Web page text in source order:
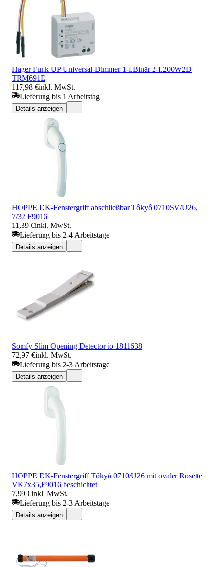
Hager Funk UP Universal-Dimmer 1-f.Binär 2-f.200W2D
TRM691E
117,98 €inkl. MwSt.
Lieferung bis 1 Arbeitstag
Details anzeigen
HOPPE DK-Fenstergriff abschließbar Tôkyô 0710SV/U26,
7/32 F9016
11,39 €inkl. MwSt.
Lieferung bis 2-4 Arbeitstage
Details anzeigen
Somfy Slim Opening Detector io 1811638
72,97 €inkl. MwSt.
Lieferung bis 2-3 Arbeitstage
Details anzeigen
HOPPE DK-Fenstergriff Tôkyô 0710/U26 mit ovaler Rosette
VK7x35,F9016 beschichtet
7,99 €inkl. MwSt.
Lieferung bis 2-3 Arbeitstage
Details anzeigen